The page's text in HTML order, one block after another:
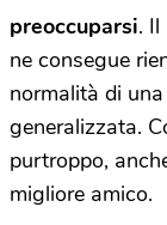
preoccuparsi.
ne consegue
normalità di
generalizzata.
purtroppo,
migliore amico.